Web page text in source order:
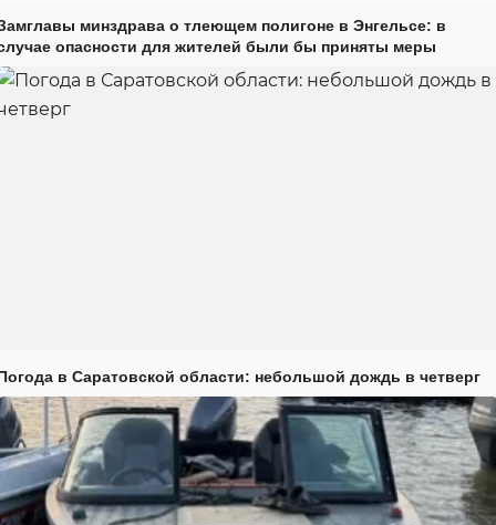
минздрава о тлеющем полигоне в Энгельсе: в
опасности для жителей были бы приняты меры
в Саратовской области: небольшой дождь в четверг